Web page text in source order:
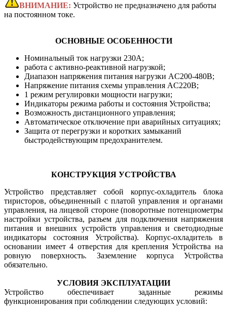
ВНИМАНИЕ: Устройство не предназначено для работы
на постоянном токе.
ОСНОВНЫЕ ОСОБЕННОСТИ
Номинальный ток нагрузки 230А;
работа с активно-реактивной нагрузкой;
Диапазон напряжения питания нагрузки AC200-480В;
Напряжение питания схемы управления AC220В;
1 режим регулировки мощности нагрузки;
Индикаторы режима работы и состояния Устройства;
Возможность дистанционного управления;
Автоматическое отключение при аварийных ситуациях;
Защита от перегрузки и коротких замыканий
быстродействующим предохранителем.
КОНСТРУКЦИЯ УСТРОЙСТВА
Устройство представляет собой корпус-охладитель блока
тиристоров, объединенный с платой управления и органами
управления, на лицевой стороне (поворотные потенциометры
настройки устройства, разъем для подключения напряжения
питания и внешних устройств управления и светодиодные
индикаторы состояния Устройства). Корпус-охладитель в
основании имеет 4 отверстия для крепления Устройства на
ровную поверхность. Заземление корпуса Устройства
обязательно.
УСЛОВИЯ ЭКСПЛУАТАЦИИ
Устройство обеспечивает заданные режимы
функционирования при соблюдении следующих условий: